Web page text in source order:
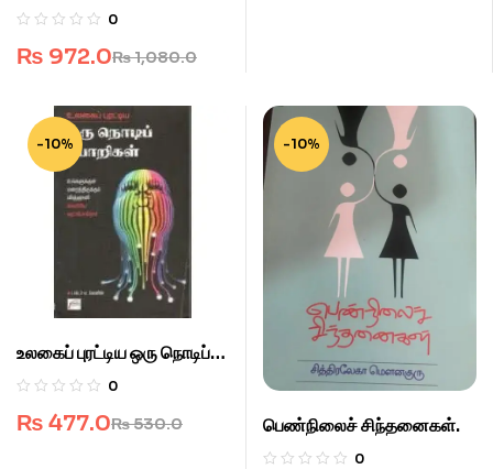
0
₨1,080.0
₨ 972.0
-10%
உலகைப் புரட்டிய ஒரு நொடிப்
பொறிகள்.
0
₨530.0
₨ 477.0
-10%
பெண்நிலைச் சிந்தனைகள்.
0